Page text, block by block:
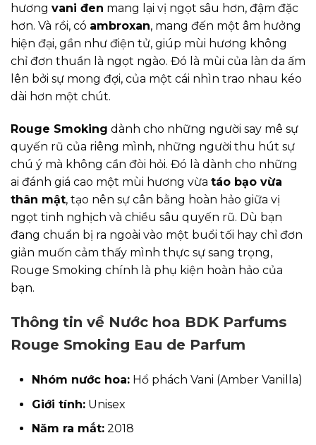
hương vani đen mang lại vị ngọt sâu hơn, đậm đặc
hơn. Và rồi, có ambroxan, mang đến một âm hưởng
hiện đại, gần như điện tử, giúp mùi hương không
chỉ đơn thuần là ngọt ngào. Đó là mùi của làn da ấm
lên bởi sự mong đợi, của một cái nhìn trao nhau kéo
dài hơn một chút.
Rouge Smoking dành cho những người say mê sự
quyến rũ của riêng mình, những người thu hút sự
chú ý mà không cần đòi hỏi. Đó là dành cho những
ai đánh giá cao một mùi hương vừa táo bạo vừa
thân mật, tạo nên sự cân bằng hoàn hảo giữa vị
ngọt tinh nghịch và chiều sâu quyến rũ. Dù bạn
đang chuẩn bị ra ngoài vào một buổi tối hay chỉ đơn
giản muốn cảm thấy mình thực sự sang trọng,
Rouge Smoking chính là phụ kiện hoàn hảo của
bạn.
Thông tin về Nước hoa BDK Parfums
Rouge Smoking Eau de Parfum
Nhóm nước hoa: Hổ phách Vani (Amber Vanilla)
Giới tính: Unisex
Năm ra mắt: 2018